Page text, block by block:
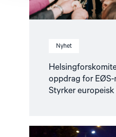
Nyhet
oppdrag for EØS-
Styrker